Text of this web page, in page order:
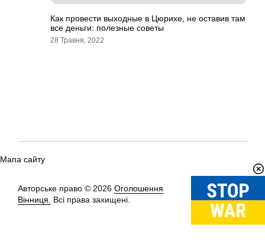
Как провести выходные в Цюрихе, не оставив там
все деньги: полезные советы
28 Травня, 2022
Мапа сайту
Авторське право © 2026 Оголошення
Вінниця.
Всі права захищені.
Вгору↑